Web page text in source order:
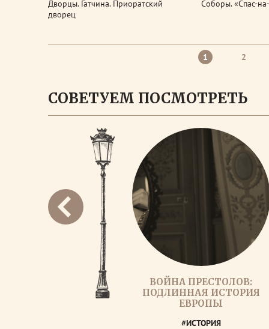
Дворцы. Гатчина. Приоратский
дворец
Соборы. «Спас-
1 2
СОВЕТУЕМ ПОСМОТРЕТЬ
ВОЙНА ПРЕСТОЛОВ:
ПОДЛИННАЯ ИСТОРИЯ
ЕВРОПЫ
#ИСТОРИЯ